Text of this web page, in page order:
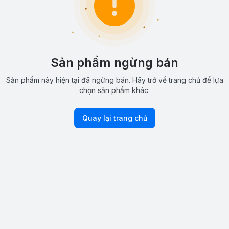
Sản phẩm ngừng bán
Sản phẩm này hiện tại đã ngừng bán. Hãy trở về trang chủ để lựa
chọn sản phẩm khác.
Quay lại trang chủ